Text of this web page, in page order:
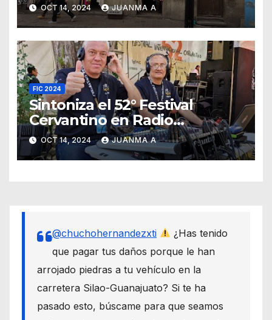
OCT 14, 2024 JUANMA A
FIC 2024
Sintoniza el 52° Festival
Cervantino en Radio
Universidad de Guanajuato
OCT 14, 2024 JUANMA A
@chuchohernandezxti
¿Has tenido
que pagar tus daños porque le han
arrojado piedras a tu vehículo en la
carretera Silao-Guanajuato? Si te ha
pasado esto, búscame para que seamos